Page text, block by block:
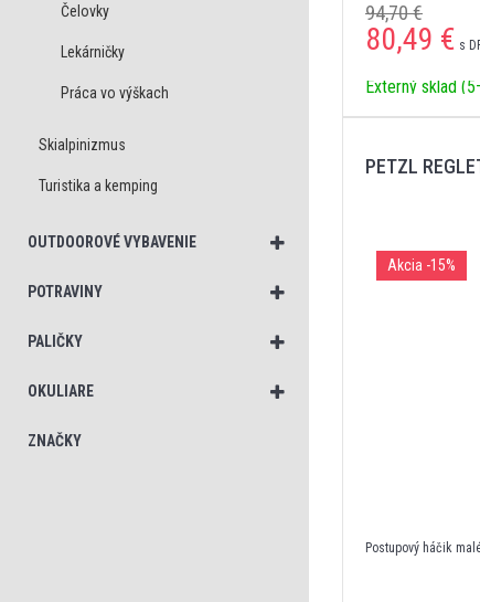
Čelovky
Lekárničky
Práca vo výškach
Skialpinizmus
Turistika a kemping
OUTDOOROVÉ VYBAVENIE
POTRAVINY
PALIČKY
OKULIARE
ZNAČKY
94,70 €
80,49 € s
Externý sklad
PETZL
Akcia -15%
Postupový háčik